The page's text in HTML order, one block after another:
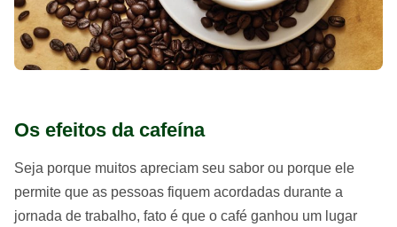
Os efeitos da cafeína
Seja porque muitos apreciam seu sabor ou porque ele
permite que as pessoas fiquem acordadas durante a
jornada de trabalho, fato é que o café ganhou um lugar